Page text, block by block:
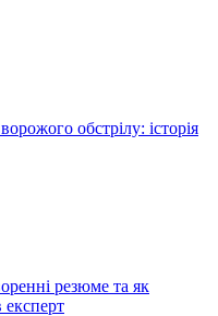
обстрілу: історія
резюме та як
експерт